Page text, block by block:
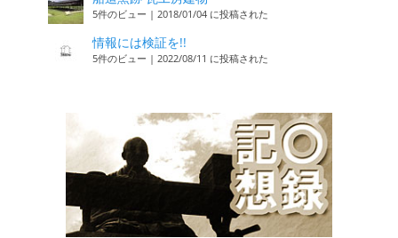
5件のビュー | 2018/01/04 に投稿された
情報には検証を!!
5件のビュー | 2022/08/11 に投稿された